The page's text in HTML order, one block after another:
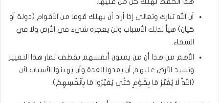
أن الله تبارك وتعالى إذا أراد أن يهلك قوما من الأقوام (دولة أو
كيان) هيأ لذلك الأسباب ولن يعجزه شيء في الأرض ولا في
السماء.
الأهم من هذا أن من يمنون أنفسهم بقطف ثمار هذا التغيير
وتسيد الأرض عليهم أن يعدوا العدة وأن يهيئوا الأسباب لأن
(اللَّهَ لَا يُغَيِّرُ مَا بِقَوْمٍ حَتَّى يُغَيِّرُوا مَا بِأَنْفُسِهِمْ).